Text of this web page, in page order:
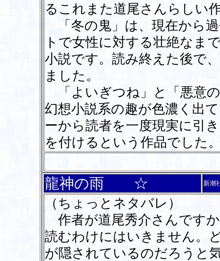
るこれまた道尾さんらしい
「冬の鬼」は、現在から
トで女性に対する壮絶なま
小説です。読み終えた後で
ました。
「よいぎつね」と「悪意
幻想小説系の趣が色濃く出
ーから読者を一度現実に引
を付けるという作品でした
龍神の雨 ☆ 新潮
（ちょっとネタバレ）
作者が道尾秀介さんです
読むわけにはいきません。
が隠されているのだろうと